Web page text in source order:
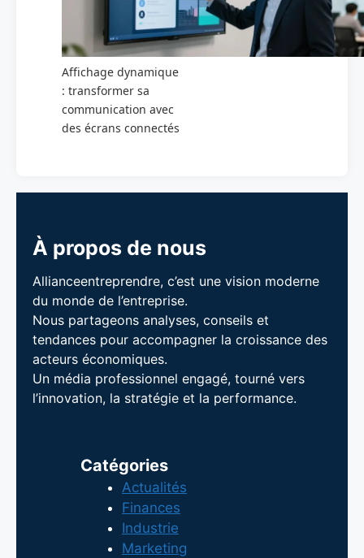
Affichage dynamique
: transformer sa
communication avec
des écrans connectés
À propos de nous
Allianceentreprendre, c’est une vision moderne
du monde de l’entreprise.
Nous partageons analyses, conseils et
tendances pour accompagner la croissance des
acteurs économiques.
Un média professionnel engagé, tourné vers
l’innovation, la stratégie et la performance.
Catégories
Actualités
Finances
Industrie
Marketing